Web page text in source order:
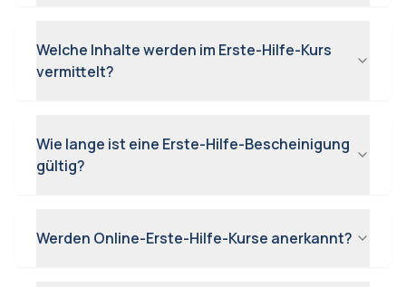
Welche Inhalte werden im Erste-Hilfe-Kurs
vermittelt?
Wie lange ist eine Erste-Hilfe-Bescheinigung
gültig?
Werden Online-Erste-Hilfe-Kurse anerkannt?